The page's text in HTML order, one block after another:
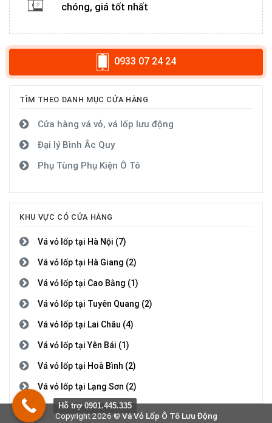
chóng, giá tốt nhất
0933 07 24 24
TÌM THEO DANH MỤC CỬA HÀNG
Cửa hàng vá vỏ, vá lốp lưu động
Đại lý Bình Ắc Quy
Phụ Tùng Phụ Kiện Ô Tô
KHU VỰC CÓ CỬA HÀNG
Vá vỏ lốp tại Hà Nội (7)
Vá vỏ lốp tại Hà Giang (2)
Vá vỏ lốp tại Cao Bằng (1)
Vá vỏ lốp tại Tuyên Quang (2)
Vá vỏ lốp tại Lai Châu (4)
Vá vỏ lốp tại Yên Bái (1)
Vá vỏ lốp tại Hoà Bình (2)
Vá vỏ lốp tại Lạng Sơn (2)
Vá vỏ lốp tại Quảng Ninh (4)
Copyright 2026 © Vá Vỏ Lốp Ô Tô Lưu Động
Hỗ trợ 0901.445.335